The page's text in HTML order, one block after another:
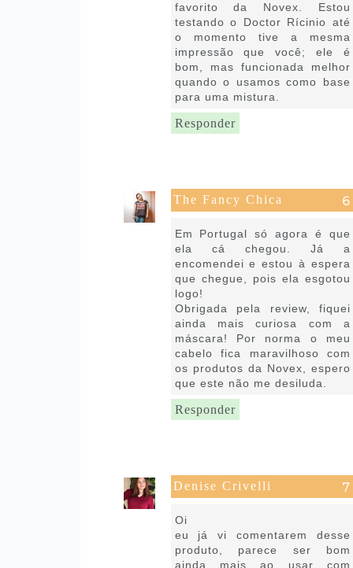
favorito da Novex. Estou
testando o Doctor Rícinio até
o momento tive a mesma
impressão que você; ele é
bom, mas funcionada melhor
quando o usamos como base
para uma mistura.
Responder
The Fancy Chica
Em Portugal só agora é que
ela cá chegou. Já a
encomendei e estou à espera
que chegue, pois ela esgotou
logo!
Obrigada pela review, fiquei
ainda mais curiosa com a
máscara! Por norma o meu
cabelo fica maravilhoso com
os produtos da Novex, espero
que este não me desiluda.
Responder
Denise Crivelli
Oi
eu já vi comentarem desse
produto, parece ser bom
ainda mais ao usar com